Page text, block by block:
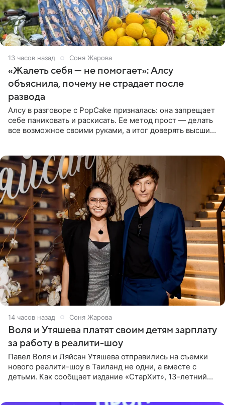
13 часов назад Соня Жарова
«Жалеть себя — не помогает»: Алсу
объяснила, почему не страдает после
развода
Алсу в разговоре с PopCake призналась: она запрещает
себе паниковать и раскисать. Ее метод прост — делать
все возможное своими руками, а итог доверять высшим
14 часов назад Соня Жарова
Воля и Утяшева платят своим детям зарплату
за работу в реалити-шоу
Павел Воля и Ляйсан Утяшева отправились на съемки
нового реалити-шоу в Таиланд не одни, а вместе с
детьми. Как сообщает издание «СтарХит», 13-летний